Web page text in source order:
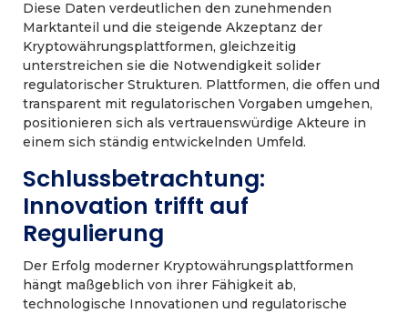
Diese Daten verdeutlichen den zunehmenden
Marktanteil und die steigende Akzeptanz der
Kryptowährungsplattformen, gleichzeitig
unterstreichen sie die Notwendigkeit solider
regulatorischer Strukturen. Plattformen, die offen und
transparent mit regulatorischen Vorgaben umgehen,
positionieren sich als vertrauenswürdige Akteure in
einem sich ständig entwickelnden Umfeld.
Schlussbetrachtung:
Innovation trifft auf
Regulierung
Der Erfolg moderner Kryptowährungsplattformen
hängt maßgeblich von ihrer Fähigkeit ab,
technologische Innovationen und regulatorische